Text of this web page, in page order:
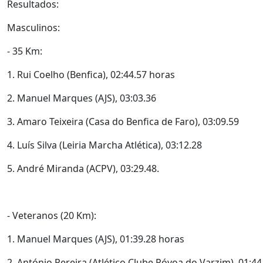
Resultados:
Masculinos:
- 35 Km:
1. Rui Coelho (Benfica), 02:44.57 horas
2. Manuel Marques (AJS), 03:03.36
3. Amaro Teixeira (Casa do Benfica de Faro), 03:09.59
4. Luís Silva (Leiria Marcha Atlética), 03:12.28
5. André Miranda (ACPV), 03:29.48.
- Veteranos (20 Km):
1. Manuel Marques (AJS), 01:39.28 horas